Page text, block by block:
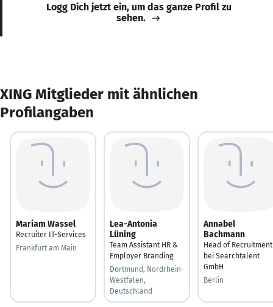
Logg Dich jetzt ein, um das ganze Profil zu
sehen.
XING Mitglieder mit ähnlichen
Profilangaben
Mariam Wassel
Recruiter IT-Services
Frankfurt am Main
Lea-Antonia
Lüning
Team Assistant HR &
Employer Branding
Dortmund, Nordrhein-
Westfalen,
Deutschland
Annabel
Bachmann
Head of Recruitment
bei Searchtalent
GmbH
Berlin